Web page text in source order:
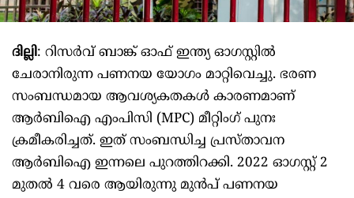
ദില്ലി: റിസർവ് ബാങ്ക് ഓഫ് ഇന്ത്യ ഓഗസ്റ്റിൽ
ചേരാനിരുന്ന പണനയ യോഗം മാറ്റിവെച്ചു. ഭരണ
സംബന്ധമായ ആവശ്യകതകൾ കാരണമാണ്
ആർബിഐ എംപിസി (MPC) മീറ്റിംഗ് പുനഃ
ക്രമീകരിച്ചത്. ഇത് സംബന്ധിച്ച പ്രസ്താവന
ആർബിഐ ഇന്നലെ പുറത്തിറക്കി. 2022 ഓഗസ്റ്റ് 2
മുതൽ 4 വരെ ആയിരുന്നു മുൻപ് പണനയ